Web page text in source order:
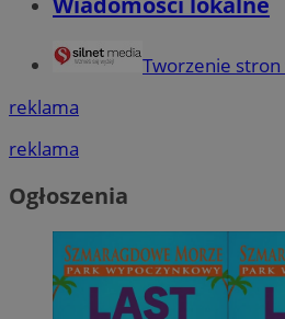
Tworzenie stron
reklama
reklama
Ogłoszenia